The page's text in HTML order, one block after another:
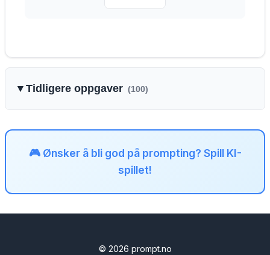
▼ Tidligere oppgaver (100)
🎮 Ønsker å bli god på prompting? Spill KI-
spillet!
© 2026 prompt.no